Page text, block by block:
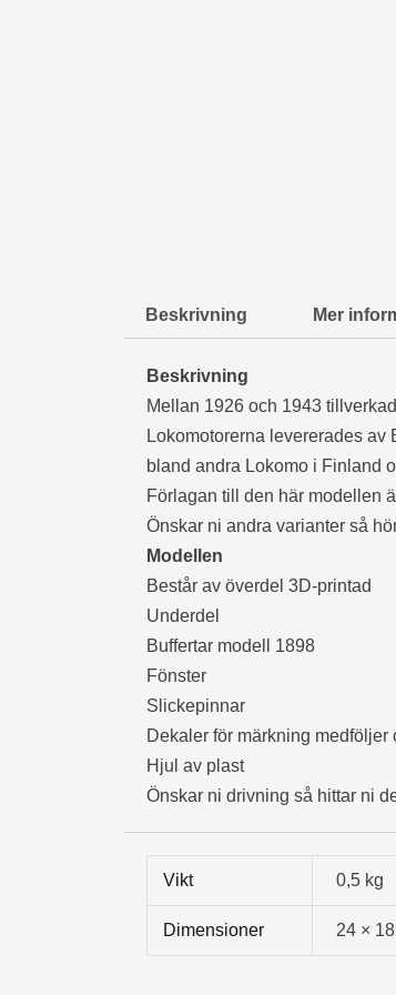
Beskrivning Mer
Beskrivning
Mellan 1926 och 1943
Lokomotorerna levererades
bland andra Lokomo i Finland
Förlagan till den här modellen
Önskar ni andra varianter så
Modellen
Består av överdel 3D-printad
Underdel
Buffertar modell 1898
Fönster
Slickepinnar
Dekaler för märkning medföljer
Hjul av plast
Önskar ni drivning så hittar ni
Vikt 0,5 kg
Dimensioner 24 ×